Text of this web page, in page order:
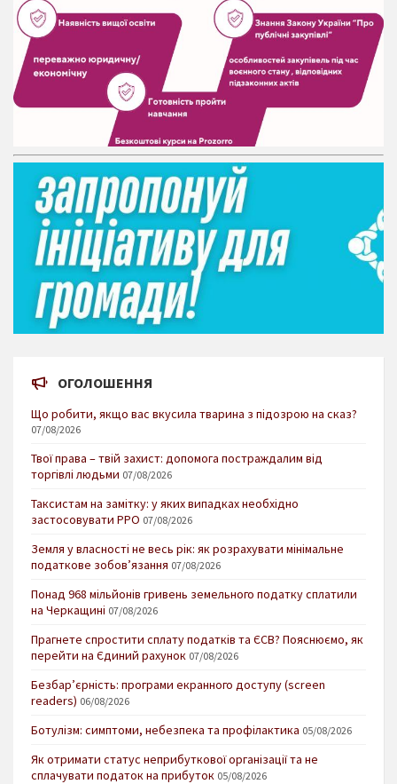
ОГОЛОШЕННЯ
Що робити, якщо вас вкусила тварина з підозрою на сказ?
07/08/2026
Твої права – твій захист: допомога постраждалим від
торгівлі людьми 07/08/2026
Таксистам на замітку: у яких випадках необхідно
застосовувати РРО 07/08/2026
Земля у власності не весь рік: як розрахувати мінімальне
податкове зобов’язання 07/08/2026
Понад 968 мільйонів гривень земельного податку сплатили
на Черкащині 07/08/2026
Прагнете спростити сплату податків та ЄСВ? Пояснюємо, як
перейти на Єдиний рахунок 07/08/2026
Безбар’єрність: програми екранного доступу (screen
readers) 06/08/2026
Ботулізм: симптоми, небезпека та профілактика 05/08/2026
Як отримати статус неприбуткової організації та не
сплачувати податок на прибуток 05/08/2026